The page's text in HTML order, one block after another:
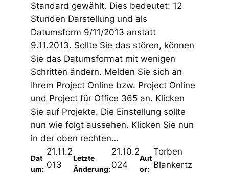
Standard gewählt. Dies bedeutet: 12
Stunden Darstellung und als
Datumsform 9/11/2013 anstatt
9.11.2013. Sollte Sie das stören, können
Sie das Datumsformat mit wenigen
Schritten ändern. Melden Sie sich an
Ihrem Project Online bzw. Project Online
und Project für Office 365 an. Klicken
Sie auf Projekte. Die Einstellung sollte
nun wie folgt aussehen. Klicken Sie nun
in der oben rechten…
Dat
um:
21.11.2
013
Letzte
Änderung:
21.10.2
024
Aut
or:
Torben
Blankertz